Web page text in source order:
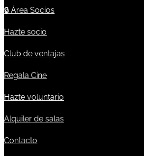
🔒 Área Socios
Hazte socio
Club de ventajas
Regala Cine
Hazte voluntario
Alquiler de salas
Contacto